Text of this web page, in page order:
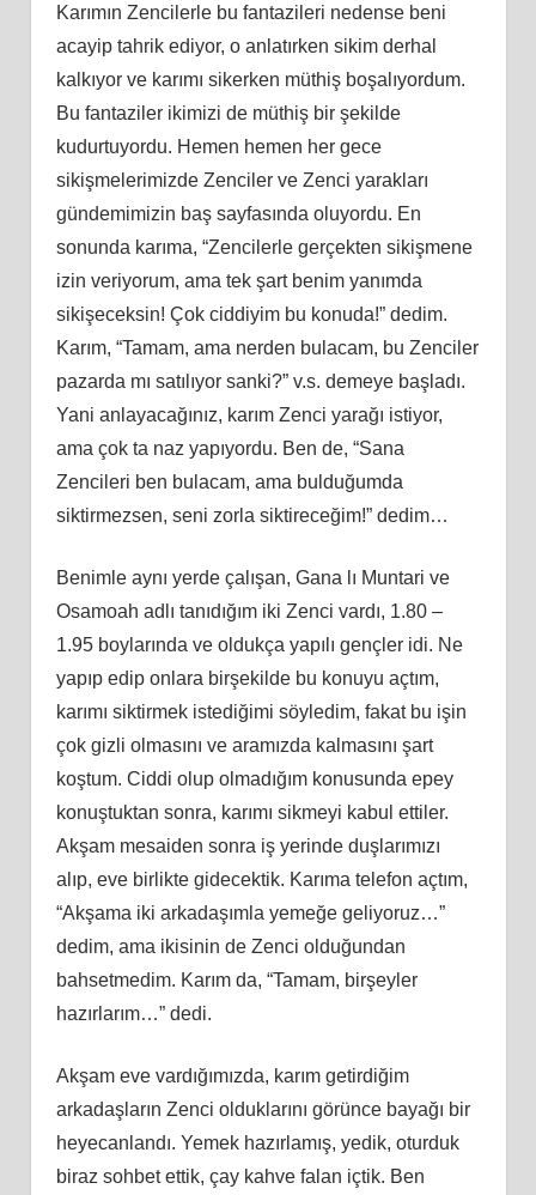
Karımın Zencilerle bu fantazileri nedense beni
acayip tahrik ediyor, o anlatırken sikim derhal
kalkıyor ve karımı sikerken müthiş boşalıyordum.
Bu fantaziler ikimizi de müthiş bir şekilde
kudurtuyordu. Hemen hemen her gece
sikişmelerimizde Zenciler ve Zenci yarakları
gündemimizin baş sayfasında oluyordu. En
sonunda karıma, “Zencilerle gerçekten sikişmene
izin veriyorum, ama tek şart benim yanımda
sikişeceksin! Çok ciddiyim bu konuda!” dedim.
Karım, “Tamam, ama nerden bulacam, bu Zenciler
pazarda mı satılıyor sanki?” v.s. demeye başladı.
Yani anlayacağınız, karım Zenci yarağı istiyor,
ama çok ta naz yapıyordu. Ben de, “Sana
Zencileri ben bulacam, ama bulduğumda
siktirmezsen, seni zorla siktireceğim!” dedim…
Benimle aynı yerde çalışan, Gana lı Muntari ve
Osamoah adlı tanıdığım iki Zenci vardı, 1.80 –
1.95 boylarında ve oldukça yapılı gençler idi. Ne
yapıp edip onlara birşekilde bu konuyu açtım,
karımı siktirmek istediğimi söyledim, fakat bu işin
çok gizli olmasını ve aramızda kalmasını şart
koştum. Ciddi olup olmadığım konusunda epey
konuştuktan sonra, karımı sikmeyi kabul ettiler.
Akşam mesaiden sonra iş yerinde duşlarımızı
alıp, eve birlikte gidecektik. Karıma telefon açtım,
“Akşama iki arkadaşımla yemeğe geliyoruz…”
dedim, ama ikisinin de Zenci olduğundan
bahsetmedim. Karım da, “Tamam, birşeyler
hazırlarım…” dedi.
Akşam eve vardığımızda, karım getirdiğim
arkadaşların Zenci olduklarını görünce bayağı bir
heyecanlandı. Yemek hazırlamış, yedik, oturduk
biraz sohbet ettik, çay kahve falan içtik. Ben